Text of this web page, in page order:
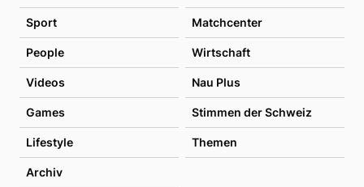
Sport Matchcenter
People Wirtschaft
Videos Nau Plus
Games Stimmen der Schweiz
Lifestyle Themen
Archiv